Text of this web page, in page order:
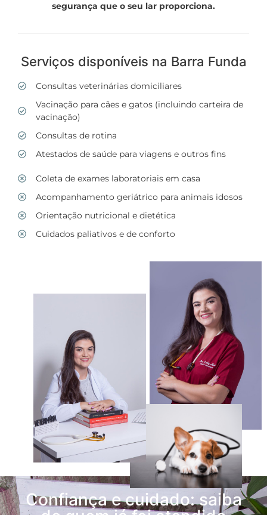
segurança que o seu lar proporciona.
Serviços disponíveis na Barra Funda
Consultas veterinárias domiciliares
Vacinação para cães e gatos (incluindo carteira de
vacinação)
Consultas de rotina
Atestados de saúde para viagens e outros fins
Coleta de exames laboratoriais em casa
Acompanhamento geriátrico para animais idosos
Orientação nutricional e dietética
Cuidados paliativos e de conforto
Confiança e cuidado: saiba